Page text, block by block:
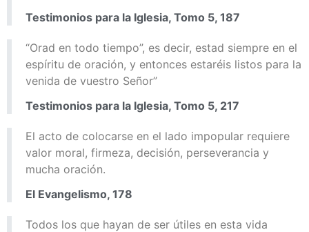
Testimonios para la Iglesia, Tomo 5, 187
“Orad en todo tiempo”, es decir, estad siempre en el
espíritu de oración, y entonces estaréis listos para la
venida de vuestro Señor”
Testimonios para la Iglesia, Tomo 5, 217
El acto de colocarse en el lado impopular requiere
valor moral, firmeza, decisión, perseverancia y
mucha oración.
El Evangelismo, 178
Todos los que hayan de ser útiles en esta vida